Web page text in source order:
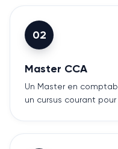
02
Master CCA
Un Master en
un cursus courant